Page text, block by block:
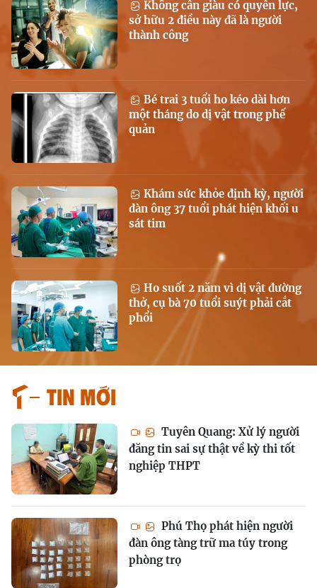
Không cần giàu có quyền lực,
sở hữu 2 điều này đã là người
thành công
Bé trai 3 tuổi ho kéo dài hơn
một tháng do dị vật trong phế
quản
Khám sức khỏe định kỳ, người
đàn ông 37 tuổi phát hiện khối u
sát tim
Ho suốt 2 năm vì dị vật đường
thở, cụ bà 70 tuổi suýt phải cắt
phổi
Tin mới
Tuyên Quang: Xử lý người
đăng tin sai sự thật về kỳ thi tốt
nghiệp THPT
Phú Thọ phát hiện người
đàn ông tàng trữ ma túy trong
phòng trọ